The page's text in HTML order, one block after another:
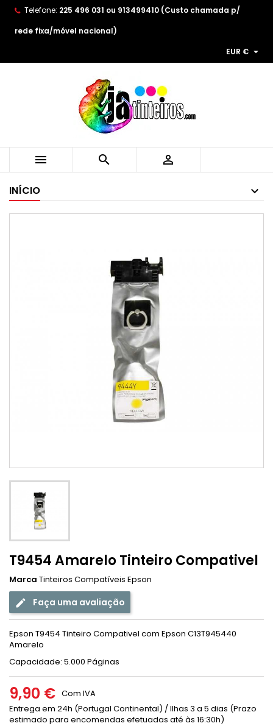
Telefone: 225 496 031 ou 913499410 (Custo chamada p/
rede fixa/móvel nacional)
EUR € 
  
INÍCIO
T9454 Amarelo Tinteiro Compativel
Marca Tinteiros Compatíveis Epson
Faça uma avaliação
Epson T9454 Tinteiro Compativel com Epson C13T945440
Amarelo
Capacidade: 5.000 Páginas
9,90 € Com IVA
Entrega em 24h (Portugal Continental) / Ilhas 3 a 5 dias (Prazo
estimado para encomendas efetuadas até às 16:30h)
As minhas listas de desejos ×
((title)) ×
((label))
((cancelText)) ((createText))
Entrar ×
You need to be logged in to save products in your
wishlist.
((cancelText))